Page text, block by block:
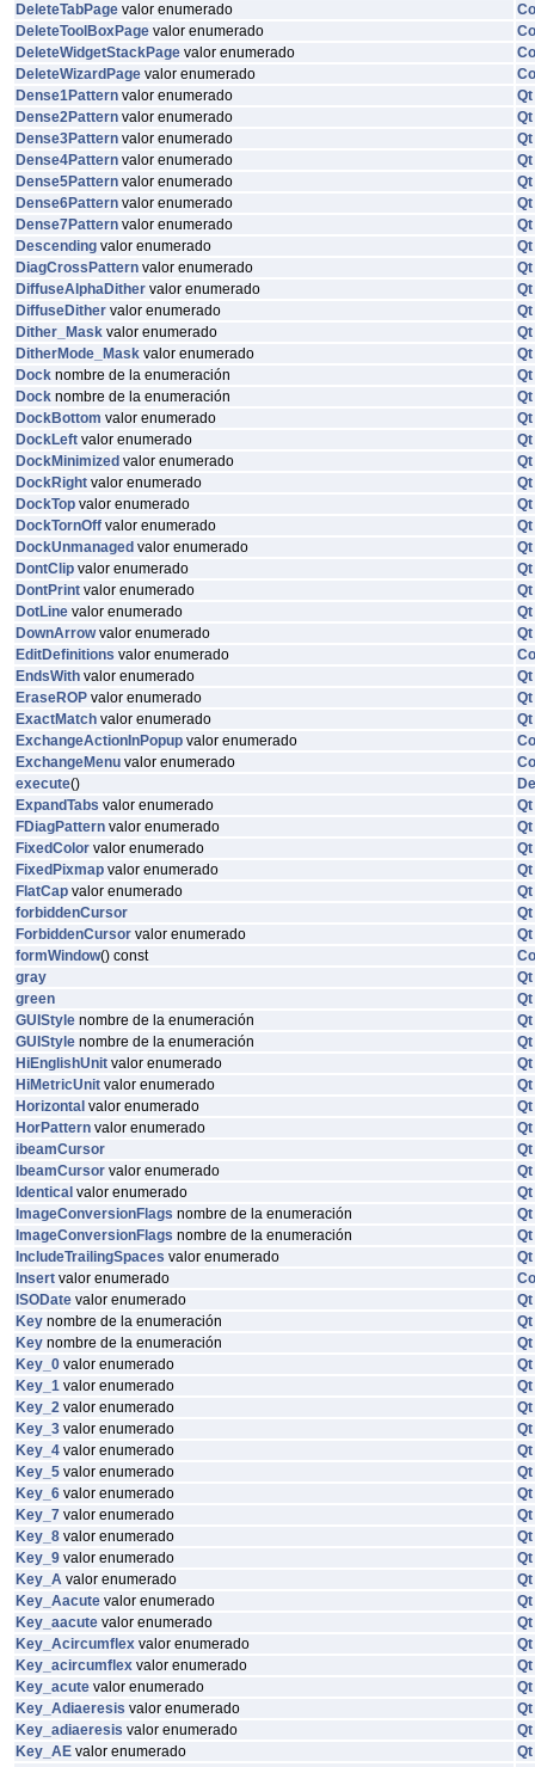
DeleteTabPage valor enumerado
DeleteToolBoxPage valor enumerado
DeleteWidgetStackPage valor enumerado
DeleteWizardPage valor enumerado
Dense1Pattern valor enumerado
Qt
Dense2Pattern valor enumerado
Qt
Dense3Pattern valor enumerado
Qt
Dense4Pattern valor enumerado
Qt
Dense5Pattern valor enumerado
Qt
Dense6Pattern valor enumerado
Qt
Dense7Pattern valor enumerado
Qt
Descending valor enumerado
Qt
DiagCrossPattern valor enumerado
Qt
DiffuseAlphaDither valor enumerado
Qt
DiffuseDither valor enumerado
Qt
Dither_Mask valor enumerado
Qt
DitherMode_Mask valor enumerado
Qt
Dock nombre de la enumeración
Qt
Dock nombre de la enumeración
Qt
DockBottom valor enumerado
Qt
DockLeft valor enumerado
Qt
DockMinimized valor enumerado
Qt
DockRight valor enumerado
Qt
DockTop valor enumerado
Qt
DockTornOff valor enumerado
Qt
DockUnmanaged valor enumerado
Qt
DontClip valor enumerado
Qt
DontPrint valor enumerado
Qt
DotLine valor enumerado
Qt
DownArrowvalor enumerado
Qt
EditDefinitions valor enumerado
EndsWith valor enumerado
Qt
EraseROP valor enumerado
Qt
ExactMatch valor enumerado
Qt
ExchangeActionInPopup valor enumerado
ExchangeMenu valor enumerado
execute()
ExpandTabs valor enumerado
Qt
FDiagPattern valor enumerado
Qt
FixedColor valor enumerado
Qt
FixedPixmap valor enumerado
Qt
FlatCap valor enumerado
Qt
forbiddenCursor
Qt
ForbiddenCursor valor enumerado
Qt
formWindow() const
gray
Qt
green
Qt
GUIStyle nombre de la enumeración
Qt
GUIStyle nombre de la enumeración
Qt
HiEnglishUnit valor enumerado
Qt
HiMetricUnit valor enumerado
Qt
Horizontal valor enumerado
Qt
HorPattern valor enumerado
Qt
ibeamCursor
Qt
IbeamCursor valor enumerado
Qt
Identical valor enumerado
Qt
ImageConversionFlags nombre de la enumeración
Qt
ImageConversionFlags nombre de la enumeración
Qt
IncludeTrailingSpaces valor enumerado
Qt
Insert valor enumerado
ISODate valor enumerado
Qt
Key nombre de la enumeración
Qt
Key nombre de la enumeración
Qt
Key_0 valor enumerado
Qt
Key_1 valor enumerado
Qt
Key_2 valor enumerado
Qt
Key_3 valor enumerado
Qt
Key_4 valor enumerado
Qt
Key_5 valor enumerado
Qt
Key_6 valor enumerado
Qt
Key_7 valor enumerado
Qt
Key_8 valor enumerado
Qt
Key_9 valor enumerado
Qt
Key_A valor enumerado
Qt
Key_Aacute valor enumerado
Qt
Key_aacute valor enumerado
Qt
Key_Acircumflex valor enumerado
Qt
Key_acircumflex valor enumerado
Qt
Key_acute valor enumerado
Qt
Key_Adiaeresis valor enumerado
Qt
Key_adiaeresis valor enumerado
Qt
Key_AE valor enumerado
Qt